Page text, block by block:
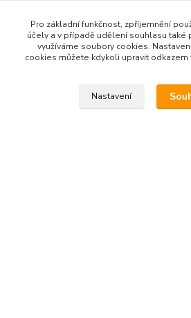
Speciální tělové oleje
Pro základní funkčnost, zpříjemnění
účely a v případě udělení souhlasu také
využíváme soubory cookies.
cookies můžete kdykoli upravit
Nastavení